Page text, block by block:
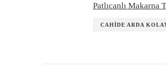
Patlıcanlı Makarna
CAHIDE ARDA